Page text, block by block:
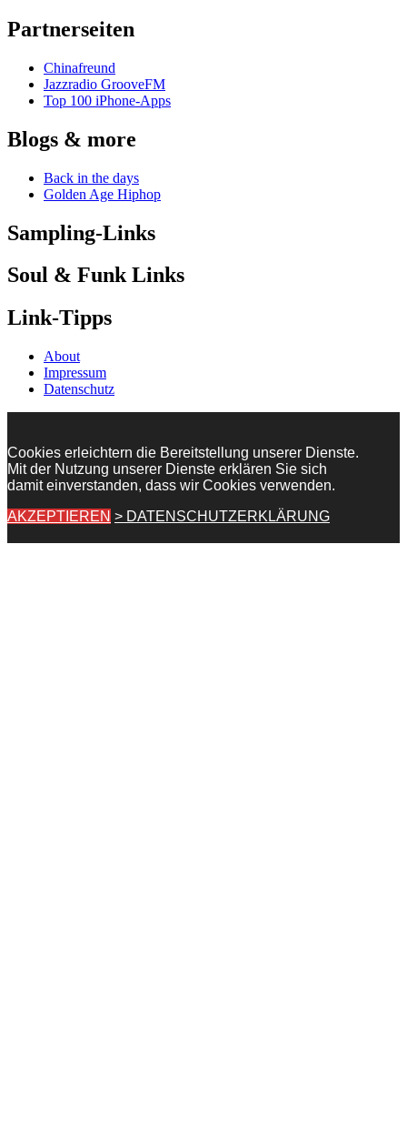
Partnerseiten
Chinafreund
Jazzradio GrooveFM
Top 100 iPhone-Apps
Blogs & more
Back in the days
Golden Age Hiphop
Sampling-Links
Soul & Funk Links
Link-Tipps
About
Impressum
Datenschutz
Cookies erleichtern die Bereitstellung unserer Dienste.
Mit der Nutzung unserer Dienste erklären Sie sich
damit einverstanden, dass wir Cookies verwenden.
AKZEPTIEREN > DATENSCHUTZERKLÄRUNG